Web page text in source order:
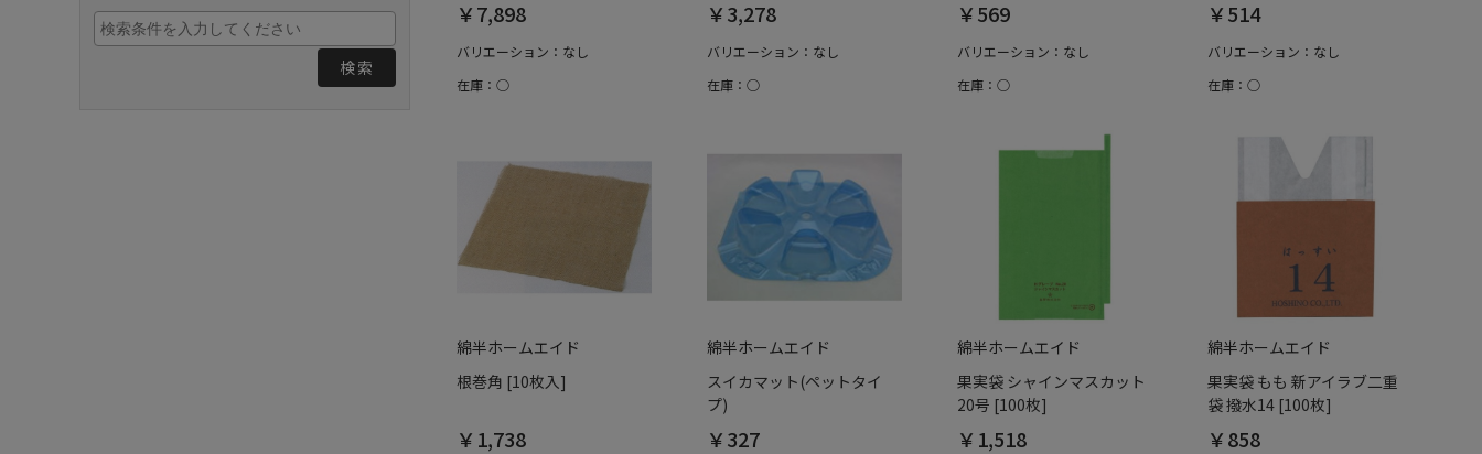
検索
￥7,898
バリエーション：なし
在庫：○
￥3,278
バリエーション：なし
在庫：○
￥569
バリエーション：なし
在庫：○
￥514
バリエーション：なし
在庫：○
綿半ホームエイド
根巻角 [10枚入]
￥1,738
綿半ホームエイド
スイカマット(ペットタイ
プ)
￥327
綿半ホームエイド
果実袋 シャインマスカット
20号 [100枚]
￥1,518
綿半ホームエイド
果実袋 もも 新アイラブ二重
袋 撥水14 [100枚]
￥858